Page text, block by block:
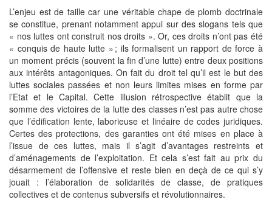
L’enjeu est de taille car une véritable chape de plomb doctrinale
se constitue, prenant notamment appui sur des slogans tels que
« nos luttes ont construit nos droits ». Or, ces droits n’ont pas été
« conquis de haute lutte » ; ils formalisent un rapport de force à
un moment précis (souvent la fin d’une lutte) entre deux positions
aux intérêts antagoniques. On fait du droit tel qu’il est le but des
luttes sociales passées et non leurs limites mises en forme par
l’Etat et le Capital. Cette illusion rétrospective établit que la
somme des victoires de la lutte des classes n’est pas autre chose
que l’édification lente, laborieuse et linéaire de codes juridiques.
Certes des protections, des garanties ont été mises en place à
l’issue de ces luttes, mais il s’agit d’avantages restreints et
d’aménagements de l’exploitation. Et cela s’est fait au prix du
désarmement de l’offensive et reste bien en deçà de ce qui s’y
jouait : l’élaboration de solidarités de classe, de pratiques
collectives et de contenus subversifs et révolutionnaires.